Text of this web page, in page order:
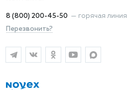
8 (800) 200-45-50 — горячая линия
Перезвонить?